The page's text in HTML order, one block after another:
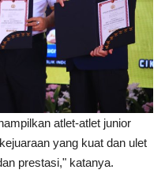
atlet-atlet junior
yang kuat dan ulet
prestasi," katanya.